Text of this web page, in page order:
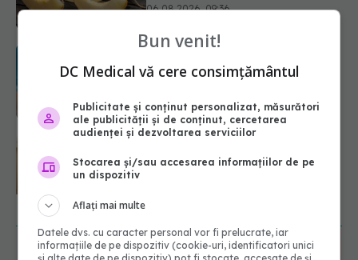
06.08.2026, 08:06
Gabriela Cristea, manifest pentru
respect și acceptare: Corpul
fiecăruia spune o poveste
unul dintre cele mai răspândite
mituri despre diabet
URMĂREȘTE-NE ȘI PE:
Bun venit!
DC Medical vă cere consimțământul
Publicitate și conținut personalizat, măsurători
ale publicității și de conținut, cercetarea
audienței și dezvoltarea serviciilor
Stocarea și/sau accesarea informațiilor de pe
un dispozitiv
Aflați mai multe
Datele dvs. cu caracter personal vor fi prelucrate, iar
informațiile de pe dispozitiv (cookie-uri, identificatori unici